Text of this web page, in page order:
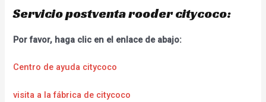
Servicio postventa rooder citycoco:
Por favor, haga clic en el enlace de abajo:
Centro de ayuda citycoco
visita a la fábrica de citycoco